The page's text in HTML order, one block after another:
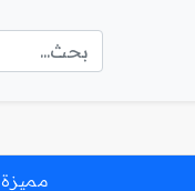
مميزة